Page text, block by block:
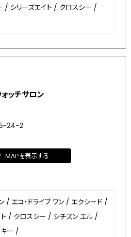
/ シリーズエイト / クロスシー /
ッチサロン
5-24-2
MAPを表示する
/ エコ・ドライブ ワン / エクシード /
/ クロスシー / シチズン エル /
キー /